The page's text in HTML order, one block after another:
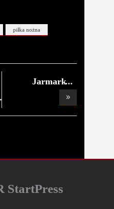
piłka nożna
Jarmark
StartPress